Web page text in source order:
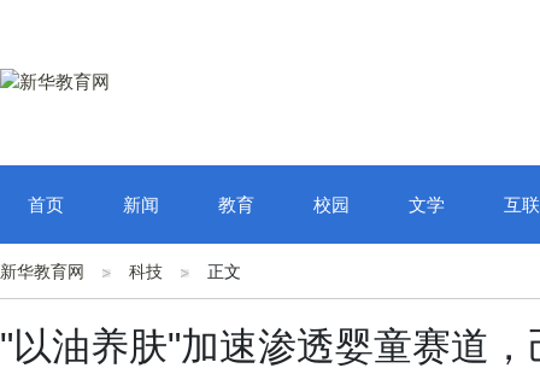
首页 新闻 教育 校园 文学 互
新华教育网 科技 正文
"以油养肤"加速渗透婴童赛道